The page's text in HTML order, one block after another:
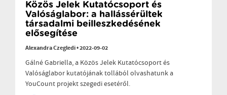
Közös Jelek Kutatócsoport és
Valóságlabor: a hallássérültek
társadalmi beilleszkedésének
elősegítése
Alexandra Czegledi•2022-09-02
Gálné Gabriella, a Közös Jelek Kutatócsoport és
Valóságlabor kutatójának tollából olvashatunk a
YouCount projekt szegedi esetéről.